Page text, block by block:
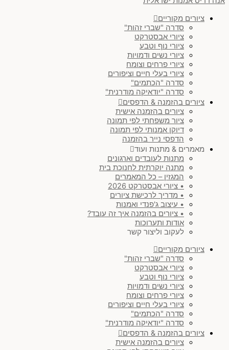
ציורים מקוריים
סדרה "שברי זהות"
ציורי אבסטרקט
ציורי נוף וטבע
ציורי נשים ודמויות
ציורי פרחים וצומח
ציורי בעלי חיים וציפורים
סדרה "הכתמים"
סדרה "יודאיקה מודרנית"
ציורים בהזמנה & הדפסים
ציורים בהזמנה אישית
ציור משפחתי לפי תמונה
דיוקן אמנותי לפי תמונה
הדפסי נייר בהזמנה
מאמרים & מתנות ועוד
מתנות לעובדים וארגונים
מתנה יוקרתית לחנוכת בית
המגזין – כל המאמרים
• ציורי אבסטרקט 2026
• מדריך לרכישת ציורים
• עיצוב ג'פנדי ואמנות
• ציורים בהזמנה איך זה עובד?
אודות ותערוכות
לעקוב וליצור קשר
ציורים מקוריים
סדרה "שברי זהות"
ציורי אבסטרקט
ציורי נוף וטבע
ציורי נשים ודמויות
ציורי פרחים וצומח
ציורי בעלי חיים וציפורים
סדרה "הכתמים"
סדרה "יודאיקה מודרנית"
ציורים בהזמנה & הדפסים
ציורים בהזמנה אישית